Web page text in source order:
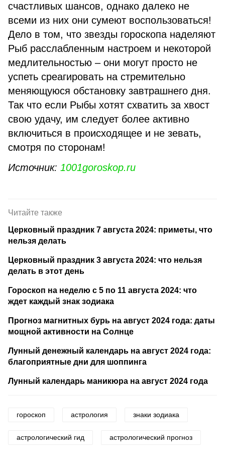
счастливых шансов, однако далеко не
всеми из них они сумеют воспользоваться!
Дело в том, что звезды гороскопа наделяют
Рыб расслабленным настроем и некоторой
медлительностью – они могут просто не
успеть среагировать на стремительно
меняющуюся обстановку завтрашнего дня.
Так что если Рыбы хотят схватить за хвост
свою удачу, им следует более активно
включиться в происходящее и не зевать,
смотря по сторонам!
Источник: 1001goroskop.ru
Читайте также
Церковный праздник 7 августа 2024: приметы, что
нельзя делать
Церковный праздник 3 августа 2024: что нельзя
делать в этот день
Гороскоп на неделю с 5 по 11 августа 2024: что
ждет каждый знак зодиака
Прогноз магнитных бурь на август 2024 года: даты
мощной активности на Солнце
Лунный денежный календарь на август 2024 года:
благоприятные дни для шоппинга
Лунный календарь маникюра на август 2024 года
гороскоп астрология знаки зодиака
астрологический гид астрологический прогноз